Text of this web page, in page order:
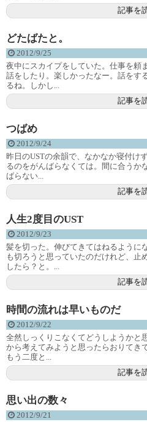
記事を
どたばたと。
2012/9/25
夜中にスカイプをしていた。仕事を頼
話をしたり。楽しかったなー。話をす
るね。しかし...
記事を
つばめ
2012/9/24
昨日のUSTの余韻で、なかなか寝付け
るのをがんばらなくては。間に合うか
ばらない...
記事を
人生2度目のUST
2012/9/23
髪を切った。伸びてきてはねるように
も切ろうと思っていたのだけれど、止
したら？と。...
記事を
時間の流れは早いものだ
2012/9/22
全然しっくりこなくてどうしようかと
から考えてみようと思ったらおりてき
もう二度と...
記事を
思い出の数々
2012/9/21